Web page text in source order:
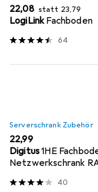
EUR
22,08 statt EUR
23,79
LogiLinkFachboden
64
Serverschrank Zubehör
EUR
22,99
Digitus1HE
Netzwerkschrank
40